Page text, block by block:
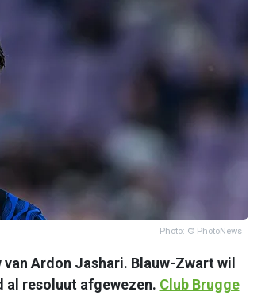
Photo: © PhotoNews
Ardon Jashari. Blauw-Zwart wil
al resoluut afgewezen. Club Brugge